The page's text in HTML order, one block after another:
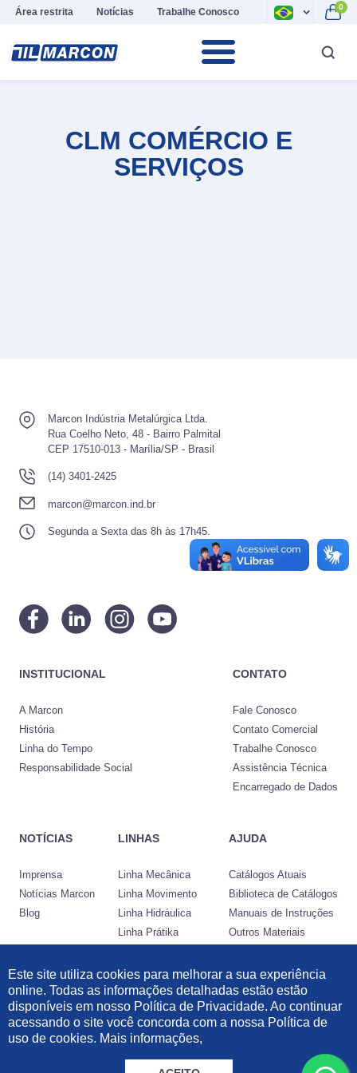
Área restrita Notícias Trabalhe Conosco 0
CLM COMÉRCIO E
SERVIÇOS
Marcon Indústria Metalúrgica Ltda.
Rua Coelho Neto, 48 - Bairro Palmital
CEP 17510-013 - Marília/SP - Brasil
(14) 3401-2425
marcon@marcon.ind.br
Segunda a Sexta das 8h às 17h45.
INSTITUCIONAL
A Marcon
História
Linha do Tempo
Responsabilidade Social
CONTATO
Fale Conosco
Contato Comercial
Trabalhe Conosco
Assistência Técnica
Encarregado de Dados
NOTÍCIAS
Imprensa
Notícias Marcon
Blog
LINHAS
Linha Mecânica
Linha Movimento
Linha Hidráulica
Linha Prátika
AJUDA
Catálogos Atuais
Biblioteca de Catálogos
Manuais de Instruções
Outros Materiais
Desenvolvido por:
Informações Legais Política de Privacidade
© 2021 Marcon Indústria Metalúrgica Ltda | 57.211.997/0001-46. Todos os
Este site utiliza cookies para melhorar a sua experiência
online. Todas as informações detalhadas estão estão
disponíveis em nosso Política de Privacidade. Ao continuar
acessando o site você concorda com a nossa Política de
uso de cookies. Mais informações,